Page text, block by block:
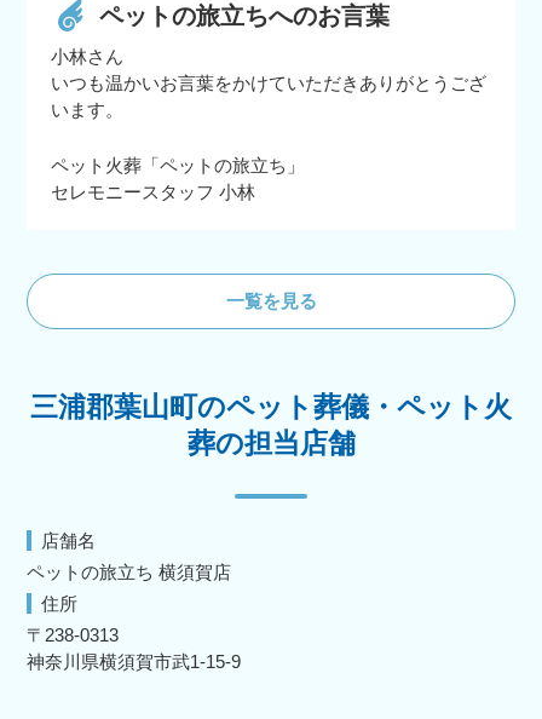
ペットの旅立ちへのお言葉
小林さん
いつも温かいお言葉をかけていただきありがとうござ
います。
ペット火葬「ペットの旅立ち」
セレモニースタッフ 小林
一覧を見る
三浦郡葉山町のペット葬儀・ペット火
葬の担当店舗
店舗名
ペットの旅立ち 横須賀店
住所
〒238-0313
神奈川県横須賀市武1-15-9